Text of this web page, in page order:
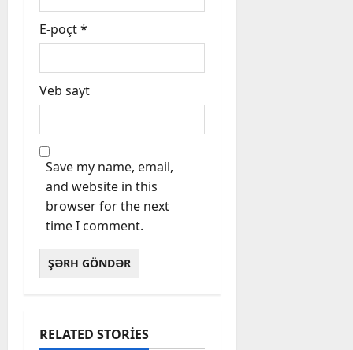
E-poçt*
Veb sayt
Save my name, email,
and website in this
browser for the next
time I comment.
RELATED STORIES